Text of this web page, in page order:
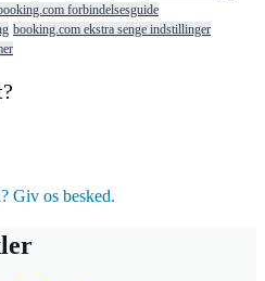
forbindelsesguide
booking.com ekstra senge indstillinger
Giv os besked.